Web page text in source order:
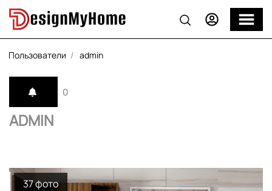
Пользователи admin
ADMIN
0
37 фото